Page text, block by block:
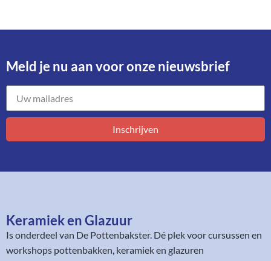
Meld je nu aan voor onze nieuwsbrief​
Inschrijven
Keramiek en Glazuur​
Is onderdeel van De Pottenbakster. Dé plek voor cursussen en
workshops pottenbakken, keramiek en glazuren